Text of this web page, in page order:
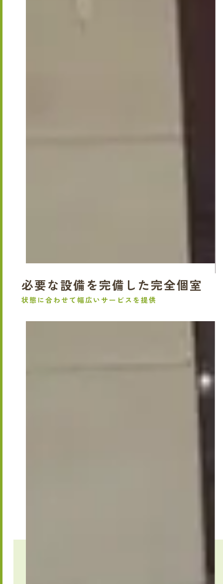
必要な設備を完備した完全個室
状態に合わせて幅広いサービスを提供